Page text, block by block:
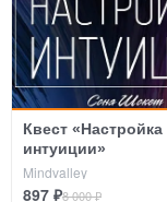
Квест «Настройка
интуиции»
Mindvalley
897 ₽8 000 ₽